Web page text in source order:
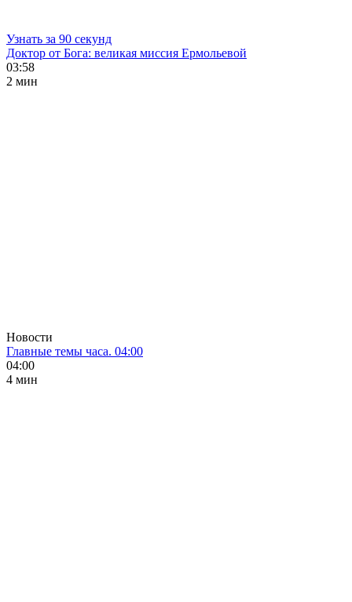
Узнать за 90 секунд
Доктор от Бога: великая миссия Ермольевой
03:58
2 мин
Новости
Главные темы часа. 04:00
04:00
4 мин